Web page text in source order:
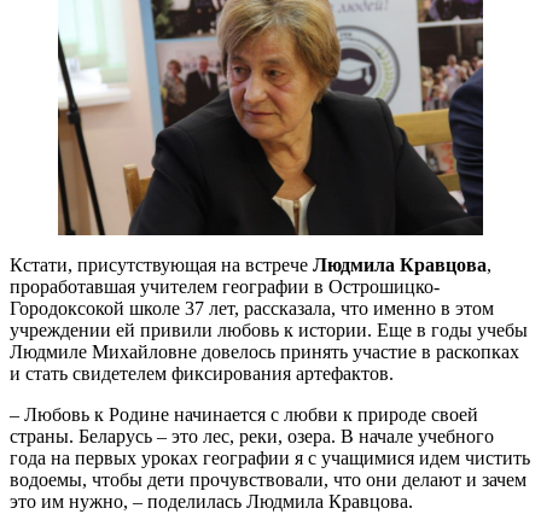
Кстати, присутствующая на встрече Людмила Кравцова,
проработавшая учителем географии в Острошицко-
Городоксокой школе 37 лет, рассказала, что именно в этом
учреждении ей привили любовь к истории. Еще в годы учебы
Людмиле Михайловне довелось принять участие в раскопках
и стать свидетелем фиксирования артефактов.
– Любовь к Родине начинается с любви к природе своей
страны. Беларусь – это лес, реки, озера. В начале учебного
года на первых уроках географии я с учащимися идем чистить
водоемы, чтобы дети прочувствовали, что они делают и зачем
это им нужно, – поделилась Людмила Кравцова.